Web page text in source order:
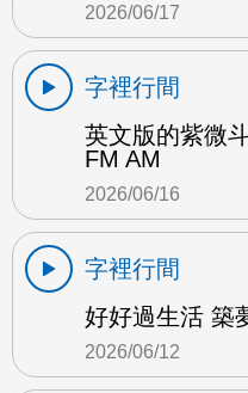
2026/06/17
字裡行間
英文版的紫微
FM AM
2026/06/16
字裡行間
好好過生活 築
2026/06/12